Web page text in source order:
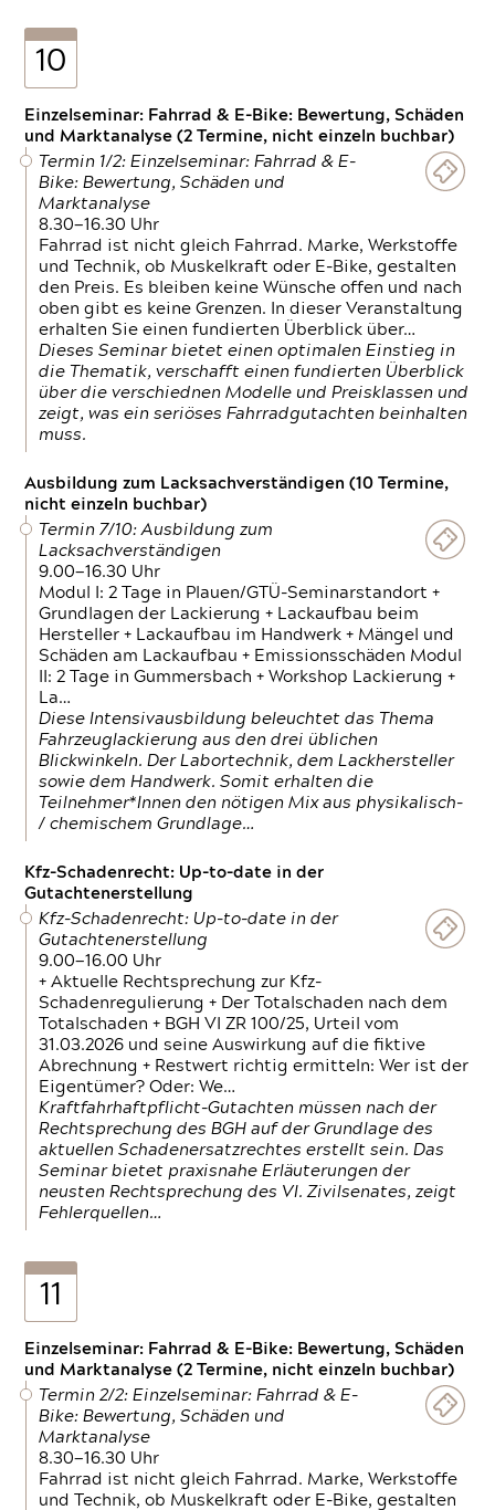
10
Einzelseminar: Fahrrad & E-Bike: Bewertung, Schäden
und Marktanalyse (2 Termine, nicht einzeln buchbar)
Termin 1/2: Einzelseminar: Fahrrad & E-
Bike: Bewertung, Schäden und
Marktanalyse
8.30—16.30 Uhr
Fahrrad ist nicht gleich Fahrrad. Marke, Werkstoffe
und Technik, ob Muskelkraft oder E-Bike, gestalten
den Preis. Es bleiben keine Wünsche offen und nach
oben gibt es keine Grenzen. In dieser Veranstaltung
erhalten Sie einen fundierten Überblick über…
Dieses Seminar bietet einen optimalen Einstieg in
die Thematik, verschafft einen fundierten Überblick
über die verschiednen Modelle und Preisklassen und
zeigt, was ein seriöses Fahrradgutachten beinhalten
muss.
Ausbildung zum Lacksachverständigen (10 Termine,
nicht einzeln buchbar)
Termin 7/10: Ausbildung zum
Lacksachverständigen
9.00—16.30 Uhr
Modul I: 2 Tage in Plauen/GTÜ-Seminarstandort +
Grundlagen der Lackierung + Lackaufbau beim
Hersteller + Lackaufbau im Handwerk + Mängel und
Schäden am Lackaufbau + Emissionsschäden Modul
II: 2 Tage in Gummersbach + Workshop Lackierung +
La…
Diese Intensivausbildung beleuchtet das Thema
Fahrzeuglackierung aus den drei üblichen
Blickwinkeln. Der Labortechnik, dem Lackhersteller
sowie dem Handwerk. Somit erhalten die
Teilnehmer*Innen den nötigen Mix aus physikalisch-
/ chemischem Grundlage…
Kfz-Schadenrecht: Up-to-date in der
Gutachtenerstellung
Kfz-Schadenrecht: Up-to-date in der
Gutachtenerstellung
9.00—16.00 Uhr
+ Aktuelle Rechtsprechung zur Kfz-
Schadenregulierung + Der Totalschaden nach dem
Totalschaden + BGH VI ZR 100/25, Urteil vom
31.03.2026 und seine Auswirkung auf die fiktive
Abrechnung + Restwert richtig ermitteln: Wer ist der
Eigentümer? Oder: We…
Kraftfahrhaftpflicht-Gutachten müssen nach der
Rechtsprechung des BGH auf der Grundlage des
aktuellen Schadenersatzrechtes erstellt sein. Das
Seminar bietet praxisnahe Erläuterungen der
neusten Rechtsprechung des VI. Zivilsenates, zeigt
Fehlerquellen…
11
Einzelseminar: Fahrrad & E-Bike: Bewertung, Schäden
und Marktanalyse (2 Termine, nicht einzeln buchbar)
Termin 2/2: Einzelseminar: Fahrrad & E-
Bike: Bewertung, Schäden und
Marktanalyse
8.30—16.30 Uhr
Fahrrad ist nicht gleich Fahrrad. Marke, Werkstoffe
und Technik, ob Muskelkraft oder E-Bike, gestalten